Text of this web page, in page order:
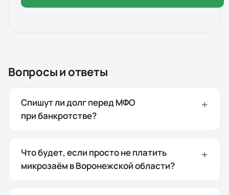
Вопросы и ответы
Спишут ли долг перед МФО
при банкротстве?
Что будет, если просто не платить
микрозаём в Воронежской области?